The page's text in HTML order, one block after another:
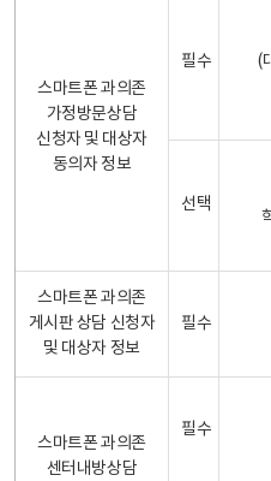
스마트폰 과의존
가정방문상담
신청자 및 대상자
동의자 정보
필수
(
선택
스마트폰 과의존
게시판 상담 신청자
및 대상자 정보
필수
스마트폰 과의존
센터내방상담
필수